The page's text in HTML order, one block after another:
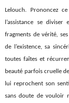
Lelouch. Prononcez
l’assistance se
fragments de vérité,
de l’existence, sa
toutes faîtes et
beauté parfois cruelle
lui reprochent son
sans doute de vouloir